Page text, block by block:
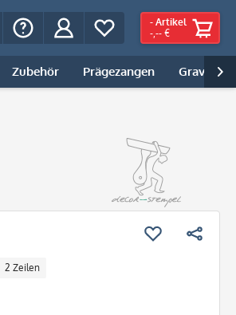
- Artikel
-,-- €
Zubehör Prägezangen Gravur |

2 Zeilen